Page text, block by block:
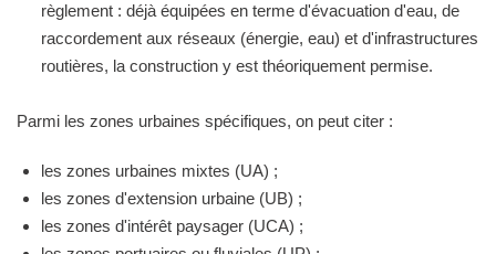
règlement : déjà équipées en terme d'évacuation d'eau, de
raccordement aux réseaux (énergie, eau) et d'infrastructures
routières, la construction y est théoriquement permise.
Parmi les zones urbaines spécifiques, on peut citer :
les zones urbaines mixtes (UA) ;
les zones d'extension urbaine (UB) ;
les zones d'intérêt paysager (UCA) ;